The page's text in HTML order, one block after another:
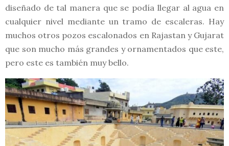
diseñado de tal manera que se podía llegar al agua en
cualquier nivel mediante un tramo de escaleras. Hay
muchos otros pozos escalonados en Rajastan y Gujarat
que son mucho más grandes y ornamentados que este,
pero este es también muy bello.